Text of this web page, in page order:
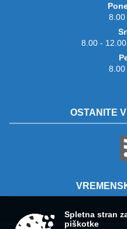
8.00
8.00 -
8.00
OSTANITE
Spletna stran
piškotke